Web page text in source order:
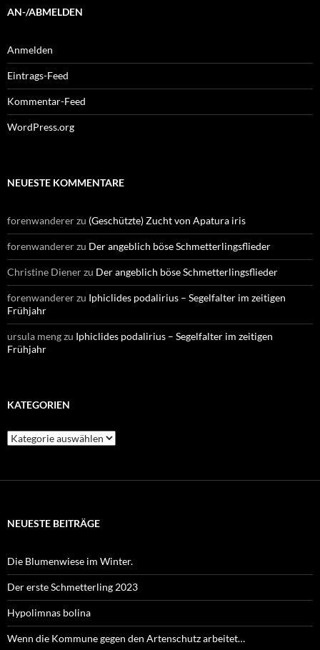
AN-/ABMELDEN
Anmelden
Eintrags-Feed
Kommentar-Feed
WordPress.org
NEUESTE KOMMENTARE
forenwandererzu (Geschützte) Zucht von Apatura iris
forenwandererzu Der angeblich böse Schmetterlingsflieder
Christine Dienerzu Der angeblich böse Schmetterlingsflieder
forenwandererzu Iphiclides podalirius – Segelfalter im zeitigen
Frühjahr
ursula mengzu Iphiclides podalirius – Segelfalter im zeitigen
Frühjahr
KATEGORIEN
Kategorien
NEUESTE BEITRÄGE
Die Blumenwiese im Winter.
Der erste Schmetterling 2023
Hypolimnas bolina
Wenn die Kommune gegen den Artenschutz arbeitet…